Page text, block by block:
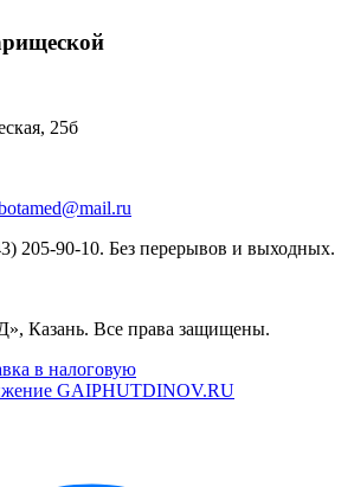
25б
205-90-10. Без перерывов и выходных.
Все права защищены.
в налоговую
GAIPHUTDINOV.RU